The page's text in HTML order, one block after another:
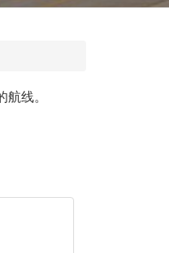
线。